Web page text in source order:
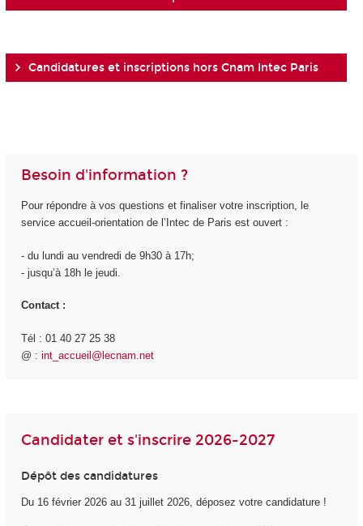
Candidatures et inscriptions hors Cnam Intec Paris
Besoin d'information ?
Pour répondre à vos questions et finaliser votre inscription, le
service accueil-orientation de l’Intec de Paris est ouvert :
- du lundi au vendredi de 9h30 à 17h;
- jusqu’à 18h le jeudi.
Contact :
Tél : 01 40 27 25 38
@ : int_accueil@lecnam.net
Candidater et s'inscrire 2026-2027
Dépôt des candidatures
Du 16 février 2026 au 31 juillet 2026, déposez votre candidature !